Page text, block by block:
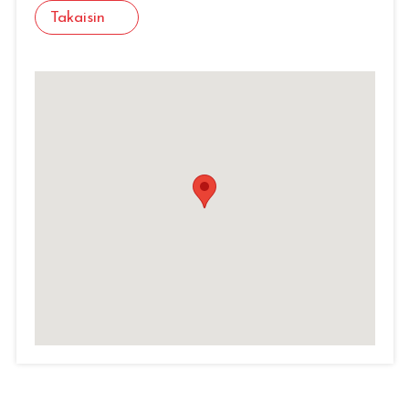
Takaisin